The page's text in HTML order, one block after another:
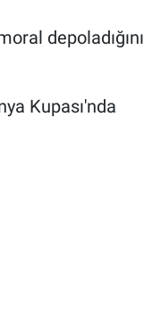
depoladığını
Kupası'nda